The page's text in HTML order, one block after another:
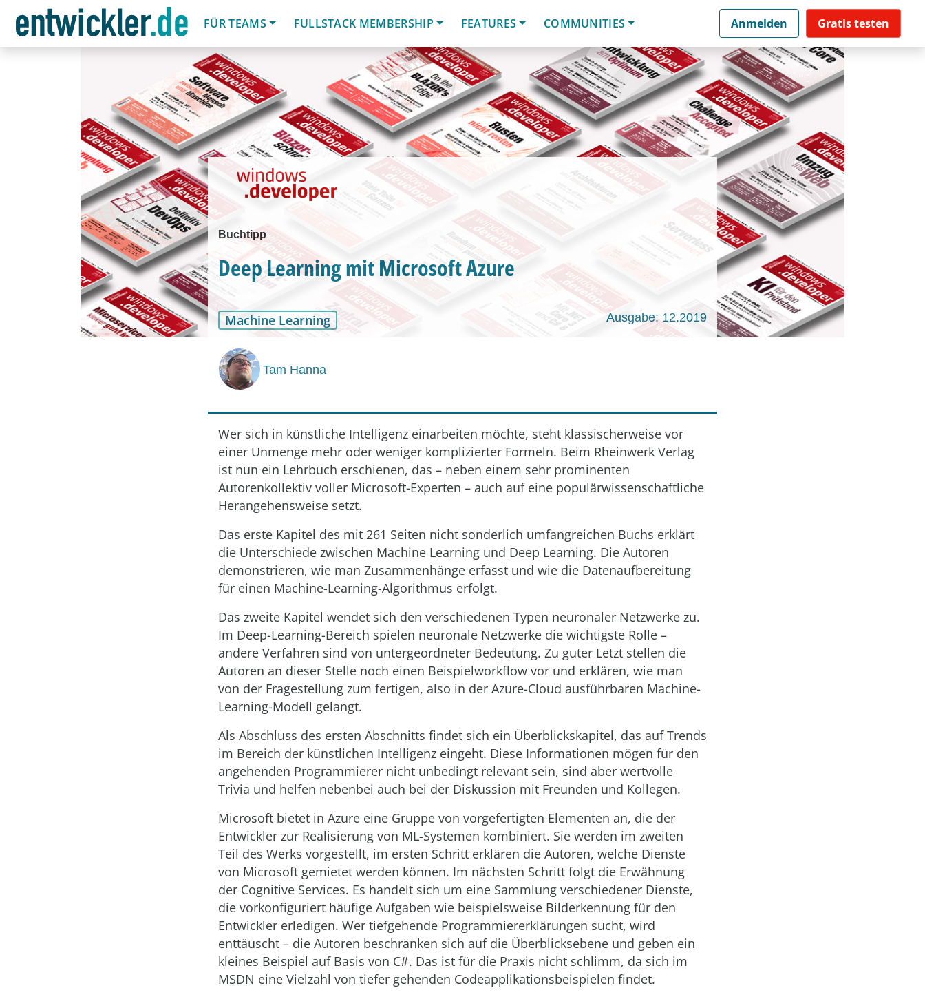
FÜR TEAMS
FULLSTACK MEMBERSHIP FEATURES COMMUNITIES Anmelden Gratis testen
Buchtipp
Deep Learning mit Microsoft Azure
Machine Learning Ausgabe: 12.2019
Tam Hanna
Wer sich in künstliche Intelligenz einarbeiten möchte, steht klassischerweise vor
einer Unmenge mehr oder weniger komplizierter Formeln. Beim Rheinwerk Verlag
ist nun ein Lehrbuch erschienen, das – neben einem sehr prominenten
Autorenkollektiv voller Microsoft-Experten – auch auf eine populärwissenschaftliche
Herangehensweise setzt.
Das erste Kapitel des mit 261 Seiten nicht sonderlich umfangreichen Buchs erklärt
die Unterschiede zwischen Machine Learning und Deep Learning. Die Autoren
demonstrieren, wie man Zusammenhänge erfasst und wie die Datenaufbereitung
für einen Machine-Learning-Algorithmus erfolgt.
Das zweite Kapitel wendet sich den verschiedenen Typen neuronaler Netzwerke zu.
Im Deep-Learning-Bereich spielen neuronale Netzwerke die wichtigste Rolle –
andere Verfahren sind von untergeordneter Bedeutung. Zu guter Letzt stellen die
Autoren an dieser Stelle noch einen Beispielworkflow vor und erklären, wie man
von der Fragestellung zum fertigen, also in der Azure-Cloud ausführbaren Machine-
Learning-Modell gelangt.
Als Abschluss des ersten Abschnitts findet sich ein Überblickskapitel, das auf Trends
im Bereich der künstlichen Intelligenz eingeht. Diese Informationen mögen für den
angehenden Programmierer nicht unbedingt relevant sein, sind aber wertvolle
Trivia und helfen nebenbei auch bei der Diskussion mit Freunden und Kollegen.
Microsoft bietet in Azure eine Gruppe von vorgefertigten Elementen an, die der
Entwickler zur Realisierung von ML-Systemen kombiniert. Sie werden im zweiten
Teil des Werks vorgestellt, im ersten Schritt erklären die Autoren, welche Dienste
von Microsoft gemietet werden können. Im nächsten Schritt folgt die Erwähnung
der Cognitive Services. Es handelt sich um eine Sammlung verschiedener Dienste,
die vorkonfiguriert häufige Aufgaben wie beispielsweise Bilderkennung für den
Entwickler erledigen. Wer tiefgehende Programmiererklärungen sucht, wird
enttäuscht – die Autoren beschränken sich auf die Überblicksebene und geben ein
kleines Beispiel auf Basis von C#. Das ist für die Praxis nicht schlimm, da sich im
MSDN eine Vielzahl von tiefer gehenden Codeapplikationsbeispielen findet.